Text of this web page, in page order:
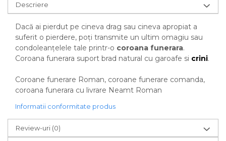
Descriere
Dacă ai pierdut pe cineva drag sau cineva apropiat a
suferit o pierdere, poți transmite un ultim omagiu sau
condoleanțelele tale printr-o coroana funerara.
Coroana funerara suport brad natural cu garoafe si crini.
Coroane funerare Roman, coroane funerare comanda,
coroana funerara cu livrare Neamt Roman
Informatii conformitate produs
Review-uri (0)